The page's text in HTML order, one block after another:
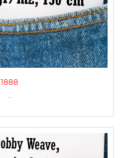
1888
...